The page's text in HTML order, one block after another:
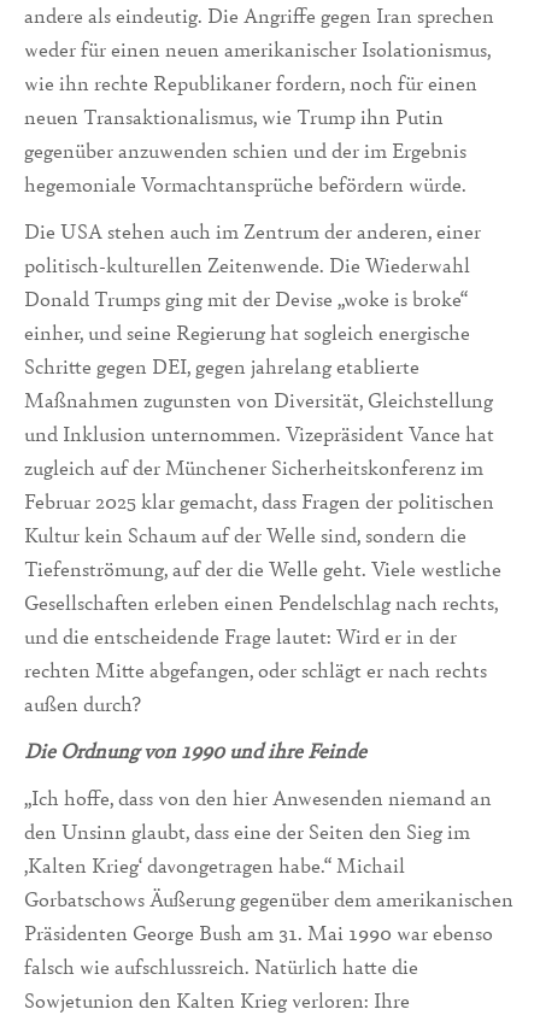
andere als eindeutig. Die Angriffe gegen Iran sprechen
weder für einen neuen amerikanischer Isolationismus,
wie ihn rechte Republikaner fordern, noch für einen
neuen Transaktionalismus, wie Trump ihn Putin
gegenüber anzuwenden schien und der im Ergebnis
hegemoniale Vormachtansprüche befördern würde.
Die USA stehen auch im Zentrum der anderen, einer
politisch-kulturellen Zeitenwende. Die Wiederwahl
Donald Trumps ging mit der Devise „woke is broke“
einher, und seine Regierung hat sogleich energische
Schritte gegen DEI, gegen jahrelang etablierte
Maßnahmen zugunsten von Diversität, Gleichstellung
und Inklusion unternommen. Vizepräsident Vance hat
zugleich auf der Münchener Sicherheitskonferenz im
Februar 2025 klar gemacht, dass Fragen der politischen
Kultur kein Schaum auf der Welle sind, sondern die
Tiefenströmung, auf der die Welle geht. Viele westliche
Gesellschaften erleben einen Pendelschlag nach rechts,
und die entscheidende Frage lautet: Wird er in der
rechten Mitte abgefangen, oder schlägt er nach rechts
außen durch?
Die Ordnung von 1990 und ihre Feinde
„Ich hoffe, dass von den hier Anwesenden niemand an
den Unsinn glaubt, dass eine der Seiten den Sieg im
‚Kalten Krieg‘ davongetragen habe.“ Michail
Gorbatschows Äußerung gegenüber dem amerikanischen
Präsidenten George Bush am 31. Mai 1990 war ebenso
falsch wie aufschlussreich. Natürlich hatte die
Sowjetunion den Kalten Krieg verloren: Ihre